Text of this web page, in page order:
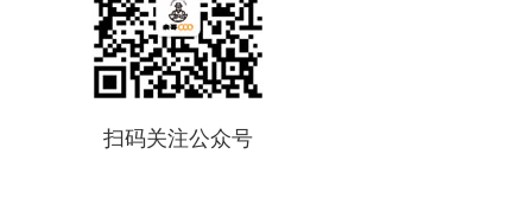
扫码关注公众号